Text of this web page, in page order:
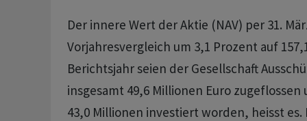
Der innere Wert der Aktie (NAV) per 31.
Vorjahresvergleich um 3,1 Prozent auf
Berichtsjahr seien der Gesellschaft
insgesamt 49,6 Millionen Euro
43,0 Millionen investiert worden, heisst es.